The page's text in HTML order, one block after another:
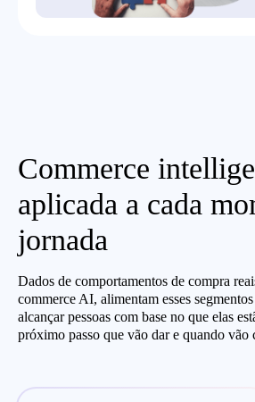
Commerce
aplicada a cada
jornada
Dados de comportamentos de compra
commerce AI, alimentam esses
alcançar pessoas com base no que elas
próximo passo que vão dar e quando vão